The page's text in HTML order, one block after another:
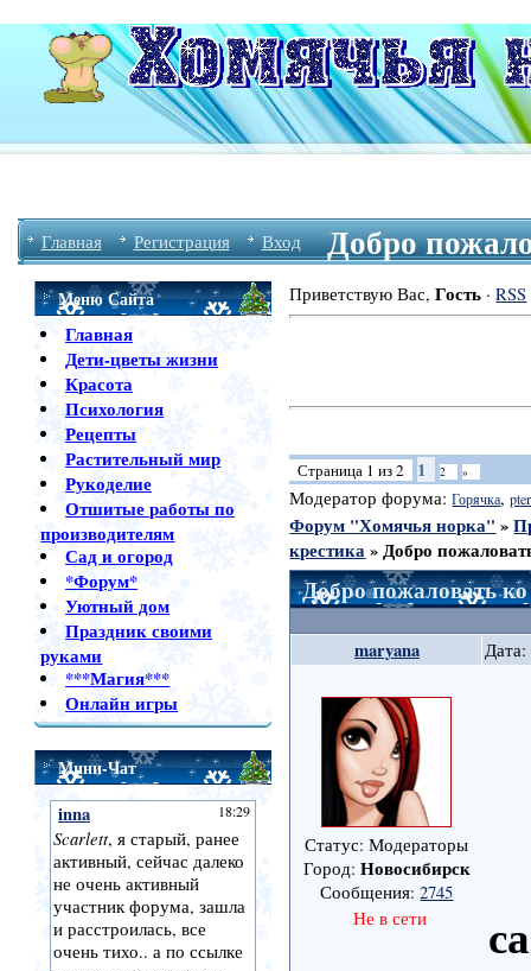
Главная Регистрация Вход Добро
Меню Сайта
Главная
Дети-цветы жизни
Красота
Психология
Рецепты
Растительный мир
Рукоделие
Отшитые работы по
производителям
Сад и огород
*Форум*
Уютный дом
Праздник своими
руками
***Магия***
Онлайн игры
Мини-Чат
Приветствую Вас,Гость ·RSS
Страница 1 из2 1 2 »
Модератор форума:Горячка,
Форум "Хомячья норка" »
крестика » Добро
Добро пожаловать
maryana
Статус: Модераторы
Город: Новосибирск
Сообщения:2745
Не в сети